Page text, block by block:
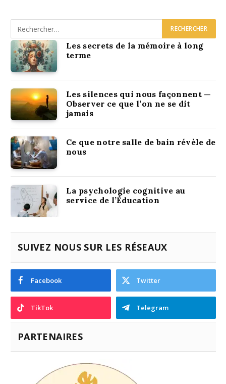
Les secrets de la mémoire à long
terme
Les silences qui nous façonnent —
Observer ce que l’on ne se dit
jamais
Ce que notre salle de bain révèle de
nous
La psychologie cognitive au
service de l’Éducation
SUIVEZ NOUS SUR LES RÉSEAUX
Facebook Twitter
TikTok Telegram
PARTENAIRES